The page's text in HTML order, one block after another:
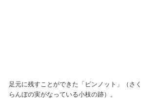
足元に残すことができた「ピンノット」（さく
らんぼの実がなっている小枝の跡）。